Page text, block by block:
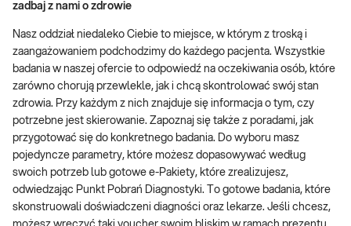
zadbaj z nami o zdrowie
Nasz oddział niedaleko Ciebie to miejsce, w którym z troską i
zaangażowaniem podchodzimy do każdego pacjenta. Wszystkie
badania w naszej ofercie to odpowiedź na oczekiwania osób, które
zarówno chorują przewlekle, jak i chcą skontrolować swój stan
zdrowia. Przy każdym z nich znajduje się informacja o tym, czy
potrzebne jest skierowanie. Zapoznaj się także z poradami, jak
przygotować się do konkretnego badania. Do wyboru masz
pojedyncze parametry, które możesz dopasowywać według
swoich potrzeb lub gotowe e-Pakiety, które zrealizujesz,
odwiedzając Punkt Pobrań Diagnostyki. To gotowe badania, które
skonstruowali doświadczeni diagności oraz lekarze. Jeśli chcesz,